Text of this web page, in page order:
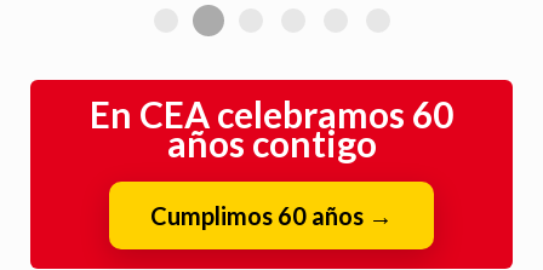
En CEA celebramos 60
años contigo
Cumplimos 60 años →